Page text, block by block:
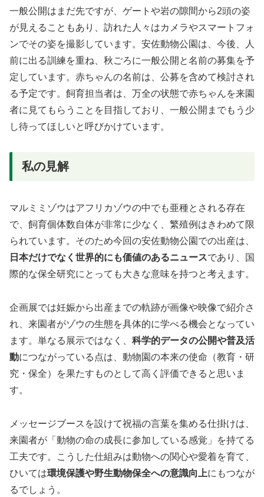
一般公開はまだ先ですが、ゲートや岩の隙間から2頭の姿
が見えることもあり、訪れた人々はカメラやスマートフォ
ンでその姿を撮影しています。安佐動物公園は、今後、人
前に出る訓練を重ね、秋ごろに一般公開と名前の募集を予
定しています。赤ちゃんの名前は、公募を含めて検討され
る予定です。飼育担当者は、万全の状態で赤ちゃんを来園
者に見てもらうことを目指しており、一般公開までもう少
し待ってほしいと呼びかけています。
私の見解
マルミミゾウはアフリカゾウの中でも亜種とされる存在
で、飼育個体数自体が非常に少なく、繁殖例はきわめて限
られています。そのため今回の安佐動物公園での出産は、
日本だけでなく世界的にも価値のあるニュースであり、国
際的な保全研究にとっても大きな意味を持つと考えます。
企画展では妊娠から出産までの軌跡が画像や映像で紹介さ
れ、来園者がゾウの生態を具体的に学べる機会となってい
ます。単なる展示ではなく、 科学的データの公開や普及活
動につながっている点は、動物園の本来の使命（教育・研
究・保全）を果たすものとして高く評価できると思いま
す。
メッセージブースを設けて祝福の言葉を集める仕掛けは、
来園者が「動物の命の成長に参加している感覚」を持てる
工夫です。こうした仕組みは動物への関心や愛着を育て、
ひいては環境保護や野生動物保全への意識向上にもつなが
るでしょう。